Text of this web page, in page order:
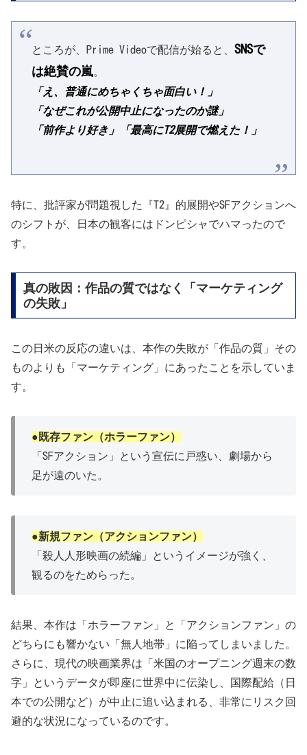
ところが、Prime Videoで配信が始ると、 SNSで
は絶賛の嵐
「え、普通にめちゃくちゃ面白い！」
「なぜこれが公開中止になったのか謎」
「前作より好き」「最高にT2展開で燃えた！」
特に、批評家が問題視した『T2』的展開やSFアクションへ
のシフトが、日本の観客にはドンピシャでハマったので
す。
真の敗因：作品の質ではなく「マーケティング
の失敗」
この日米の反応の違いは、本作の失敗が「作品の質」その
ものよりも「マーケティング」にあったことを示していま
す。
●既存ファン（ホラーファン）
「SFアクション」という宣伝に戸惑い、劇場から
足が遠のいた。
●新規ファン（アクションファン）
「殺人人形映画の続編」というイメージが強く、
観るのをためらった。
結果、本作は「ホラーファン」と「アクションファン」の
どちらにも響かない「無人地帯」に陥ってしまいました。
さらに、現代の映画業界は「米国のオープニング週末の数
字」というデータが即座に世界中に伝染し、国際配給（日
本での公開など）が中止に追い込まれる、非常にリスク回
避的な状況になっているのです。